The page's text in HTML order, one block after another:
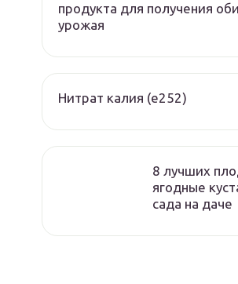
продукта для получения
урожая
Нитрат калия (е252)
8 лучших
ягодные
сада на даче